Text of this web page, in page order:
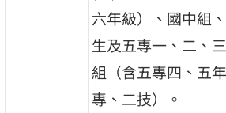
六年級）、國中組
生及五專一、二、
組（含五專四、五
專、二技）。